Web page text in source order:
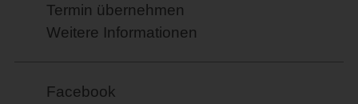
Termin übernehmen
Weitere Informationen
Facebook